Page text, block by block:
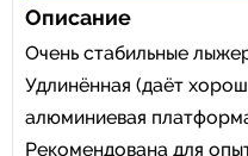
Описание
Очень стабильные
Удлинённая (даёт
алюминиевая
Рекомендована для